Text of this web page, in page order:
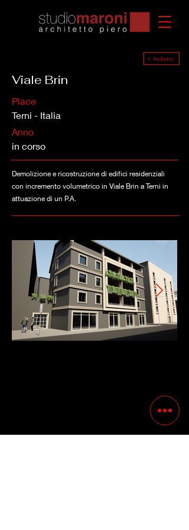
< Indietro
Viale Brin
Place
Terni - Italia
Anno
in corso
Demolizione e ricostruzione di edifici residenziali
con incremento volumetrico in Viale Brin a Terni in
attuazione di un P.A.